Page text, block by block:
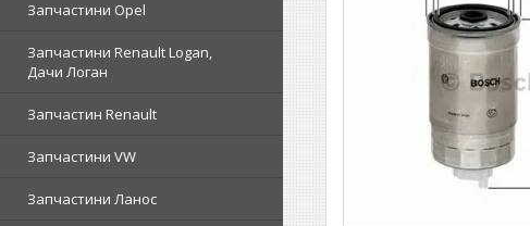
Запчастини Opel
Запчастини Renault Logan,
Дачи Логан
Запчастин Renault
Запчастини VW
Запчастини Ланос